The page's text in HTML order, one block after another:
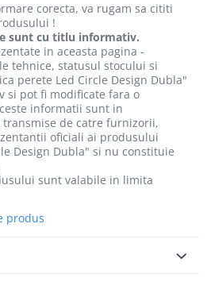
corecta, va rugam sa cititi
!
sunt cu titlu informativ.
in aceasta pagina -
tehnice, statusul stocului si
perete Led Circle Design Dubla"
si pot fi modificate fara o
informatii sunt in
de catre furnizorii,
oficiali ai produsului
Design Dubla" si nu constituie
sunt valabile in limita
produs